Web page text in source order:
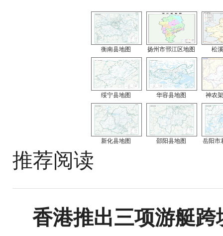
衡南县地图 扬州市邗江区地图 松
绥宁县地图 华容县地图 神农
新化县地图 邵阳县地图 岳阳市
推荐阅读
香港推出三项游艇